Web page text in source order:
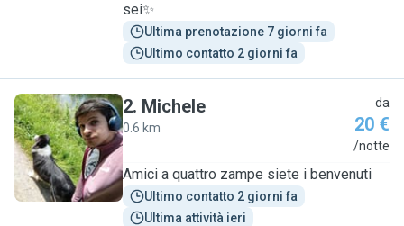
sei✨
Ultima prenotazione 7 giorni fa
Ultimo contatto 2 giorni fa
M
2. Michele
0.6 km
da
20 €
/notte
Amici a quattro zampe siete i benvenuti
Ultimo contatto 2 giorni fa
Ultima attività ieri